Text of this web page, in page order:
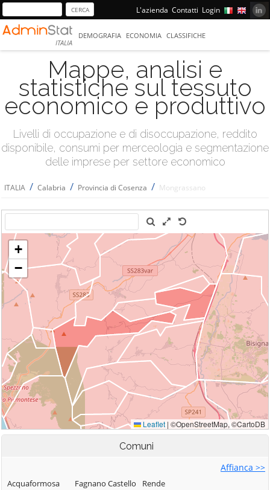
L'azienda Contatti Login
ITALIA
DEMOGRAFIA ECONOMIA CLASSIFICHE
Mappe, analisi e
statistiche sul tessuto
economico e produttivo
Livelli di occupazione e di disoccupazione, reddito
disponibile, consumi per merceologia e segmentazione
delle imprese per settore economico
ITALIA / Calabria / Provincia di Cosenza / Mongrassano
Comuni
Affianca >>
Acquaformosa
Fagnano Castello
Rende